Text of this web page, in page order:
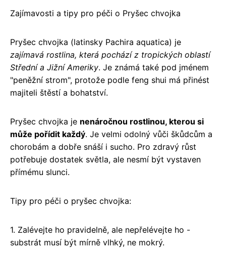
Zajímavosti a tipy pro péči o Pryšec chvojka
Pryšec chvojka (latinsky Pachira aquatica) je
zajímavá rostlina, která pochází z tropických oblastí
Střední a Jižní Ameriky. Je známá také pod jménem
"peněžní strom", protože podle feng shui má přinést
majiteli štěstí a bohatství.
Pryšec chvojka je nenáročnou rostlinou, kterou si
může pořídit každý. Je velmi odolný vůči škůdcům a
chorobám a dobře snáší i sucho. Pro zdravý růst
potřebuje dostatek světla, ale nesmí být vystaven
přímému slunci.
Tipy pro péči o pryšec chvojka:
1. Zalévejte ho pravidelně, ale nepřelévejte ho -
substrát musí být mírně vlhký, ne mokrý.